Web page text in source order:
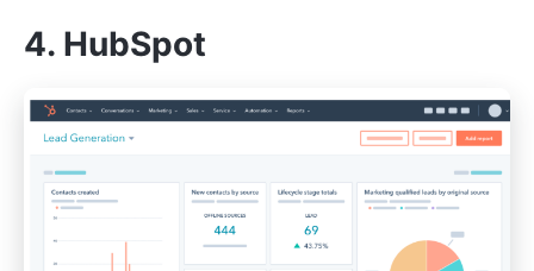
4. HubSpot